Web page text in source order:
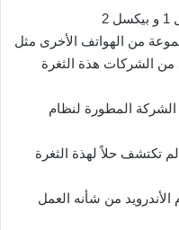
من الهواتف الأخرى مثل
الشركات هذة الثغرة
المطورة لنظام
أواخر عام 2017 إلا أنها لم تكتشف حلاً لهذة الثغرة
من شأنه العمل